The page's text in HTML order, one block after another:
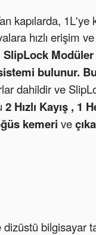
kapılarda,
hızlı erişim ve
SlipLock
bulunur.
dahildir ve
2 Hızlı Kayış , 1
kemeri ve
dizüstü bilgisayar